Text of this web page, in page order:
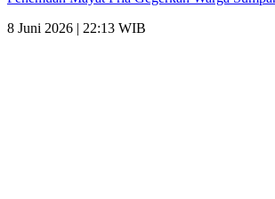
8 Juni 2026 | 22:13 WIB